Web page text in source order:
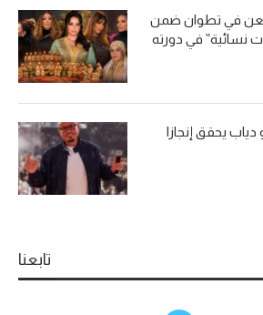
في تطوان ضمن
نسائية” في دورته
يحقق إنجازا
تابعنا